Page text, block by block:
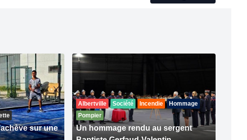
sur une
Albertville Société Incendie
Hommage
Pompier
Un hommage rendu au sergent